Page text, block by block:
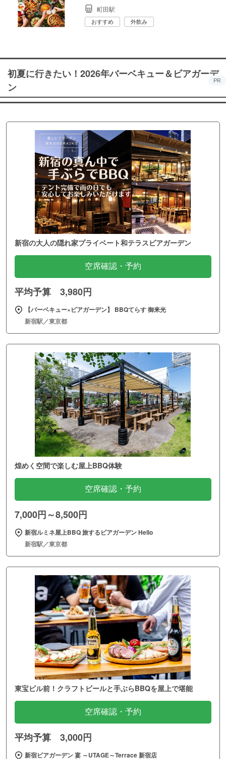
町田駅
おすすめ 外飲み
初夏に行きたい！2026年バーベキュー＆ビアガーデ
ン
PR
新宿の大人の隠れ家プライベート和テラスビアガーデン
空席確認・予約
平均予算 3,980円
【バーベキュー×ビアガーデン】 BBQてらす 御来光
新宿駅／東京都
煌めく空間で楽しむ屋上BBQ体験
空席確認・予約
7,000円～8,500円
新宿ルミネ屋上BBQ 旅するビアガーデン Hello
新宿駅／東京都
東宝ビル前！クラフトビールと手ぶらBBQを屋上で堪能
空席確認・予約
平均予算 3,000円
新宿ビアガーデン 宴 ～UTAGE～Terrace 新宿店